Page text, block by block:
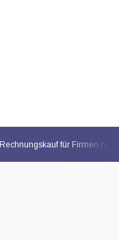
Rechnungskauf für Firmen